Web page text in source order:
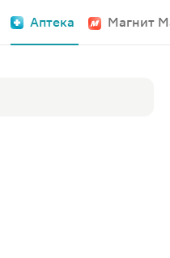
Аптека Магнит